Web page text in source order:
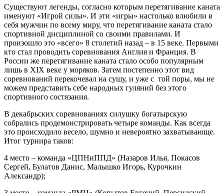
Существуют легенды, согласно которым перетягивание каната
именуют «Игрой силы». И эти «игры» настолько влюбили в
себя мужчин по всему миру, что перетягивание каната стало
спортивной дисциплиной со своими правилами. И
произошло это «всего» 8 столетий назад – в 15 веке. Первыми
кто стал проводить соревнования Англия и Франция. В
России же перетягивание каната стало особо популярным
лишь в XIX веке у моряков. Затем постепенно этот вид
соревнований перекочевал на сушу, и уже с той поры, мы не
можем представить себе народных гуляний без этого
спортивного состязания.
В декабрьских соревнованиях силушку богатырскую
собрались продемонстрировать четыре команды. Как всегда
это происходило весело, шумно и невероятно захватывающе.
Итог турнира таков:
4 место – команда «ЦПНиППД» (Назаров Илья, Покасов
Сергей, Булатов Данис, Малышко Игорь, Курочкин
Александр);